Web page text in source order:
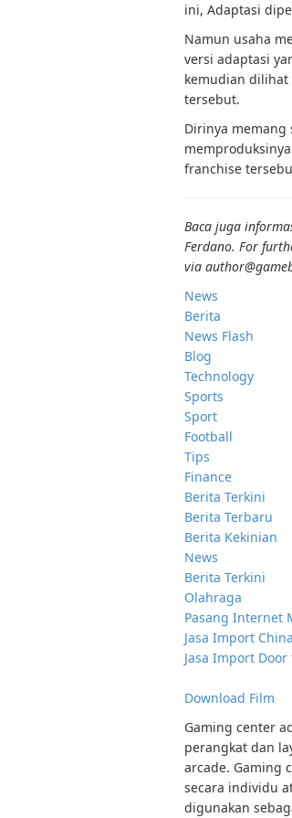
ini, Adaptasi
Namun usaha
versi adaptasi
kemudian dilihat
tersebut.
Dirinya
franchise
Baca juga
Ferdano. For
via
News
Berita
News Flash
Blog
Technology
Sports
Sport
Football
Tips
Finance
Berita Terkini
Berita Terbaru
Berita Kekinian
News
Berita Terkini
Olahraga
Pasang Internet
Jasa Import China
Jasa Import Door
Download Film
Gaming center
perangkat dan
arcade. Gaming
secara individu
digunakan